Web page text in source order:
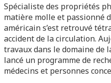
Spécialiste des propriétés
matière molle et passionné
américain s’est retrouvé
accident de la circulation.
travaux dans le domaine de
lancé un programme de
médecins et personnes